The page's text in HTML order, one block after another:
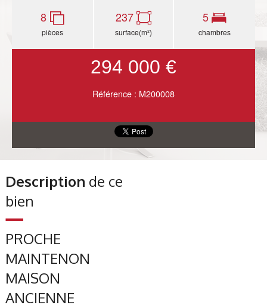
8
pièces
237
surface(m²)
5
chambres
294 000 €
Référence : M200008
Description de ce
bien
PROCHE
MAINTENON
MAISON
ANCIENNE